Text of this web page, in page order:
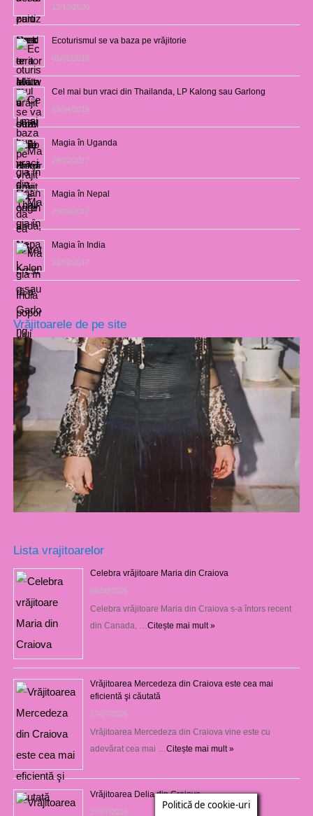
12/10/2020
Ecoturismul se va baza pe vrăjitorie
01/02/2019
Cel mai bun vraci din Thailanda, LP Kalong sau Garlong
03/04/2018
Magia în Uganda
28/02/2017
Magia în Nepal
26/02/2017
Magia în India
23/02/2017
Vrăjitoarele de pe site
Lista vrajitoarelor
Celebra vrăjitoare Maria din Craiova
06/08/2026
Celebra vrăjitoare Maria din Craiova s-a întors recent
din Canada, … Citește mai mult »
Vrăjitoarea Mercedeza din Craiova este cea mai
eficientă şi căutată
27/07/2026
Vrăjitoarea Mercedeza din Craiova vine este cu
adevărat cea mai … Citește mai mult »
Vrăjitoarea Delia din Craiova
27/07/2026
Politică de cookie-uri